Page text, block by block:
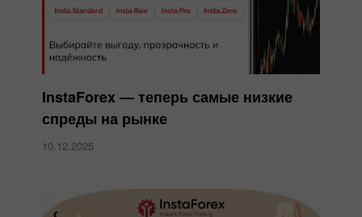
InstaForex — теперь самые низкие
спреды на рынке
10.12.2025